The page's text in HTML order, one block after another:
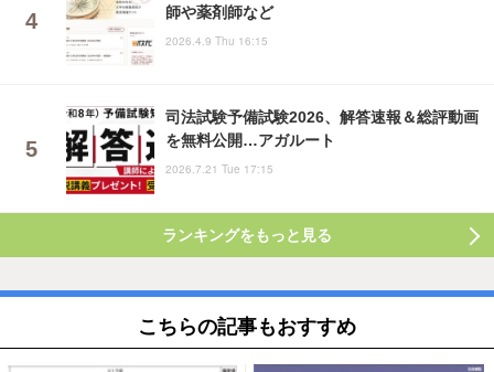
師や薬剤師など
2026.4.9 Thu 16:15
司法試験予備試験2026、解答速報＆総評動画
を無料公開…アガルート
2026.7.21 Tue 17:15
ランキングをもっと見る
こちらの記事もおすすめ